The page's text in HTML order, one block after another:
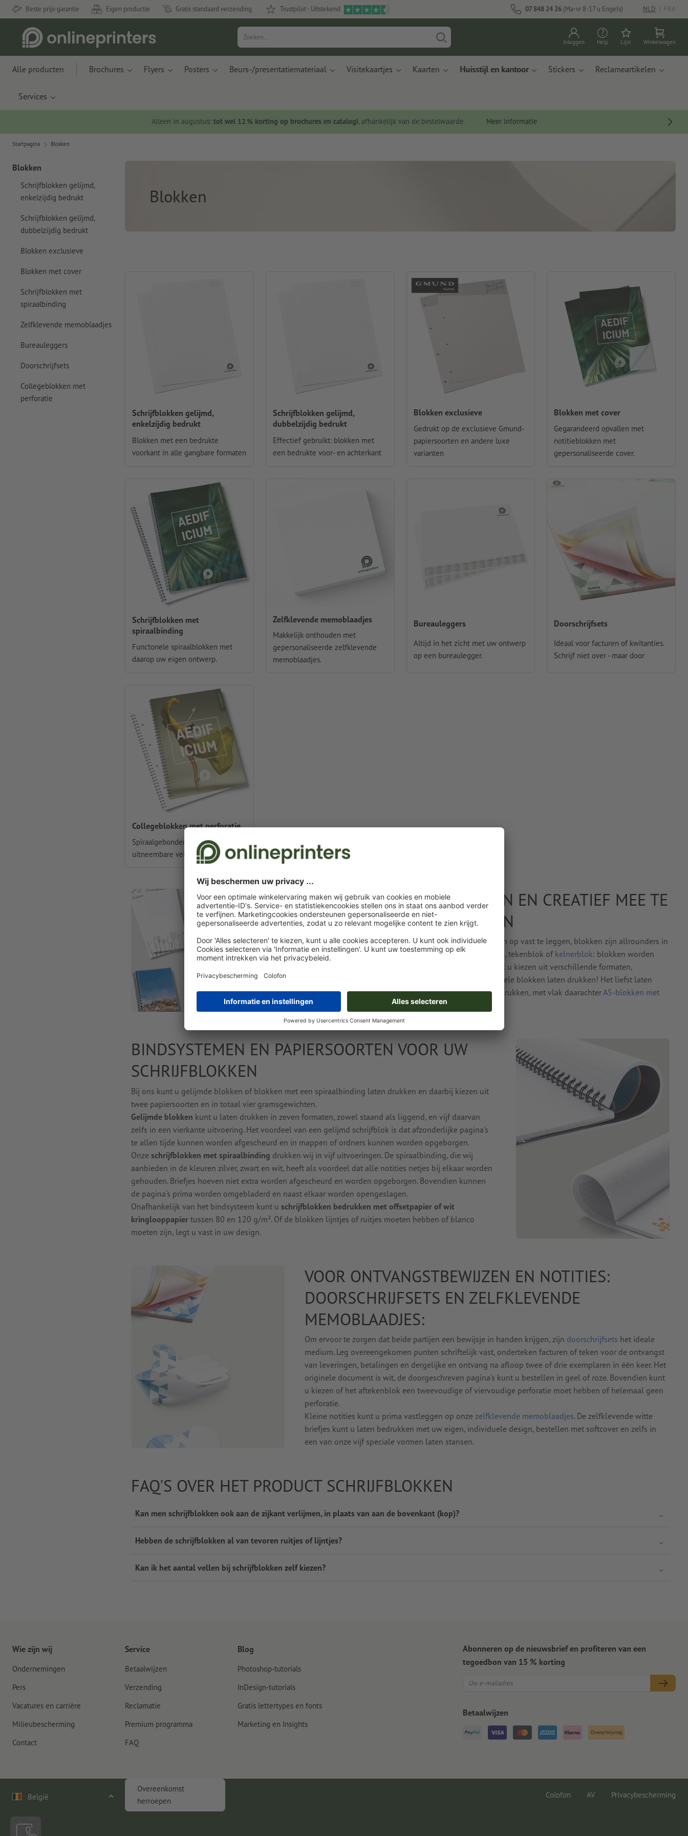
Beste prijs-garantie Eigen productie Gratis standaard verzending Trustpilot - Uitstekend 07 848 24 26 (Ma-vr 8-17 u Engels) NLD | FRA
Inloggen Help Lijst Winkelwagen
Alle producten Brochures Flyers Posters Beurs-/presentatiemateriaal Visitekaartjes Kaarten Huisstijl en kantoor Stickers Reclameartikelen
Services
Alleen in augustus: tot wel 12 % korting op brochures en catalogi, afhankelijk van de bestelwaarde. Meer informatie
Startpagina Blokken
Blokken
Schrijfblokken gelijmd,
enkelzijdig bedrukt
Schrijfblokken gelijmd,
dubbelzijdig bedrukt
Blokken exclusieve
Blokken met cover
Schrijfblokken met
spiraalbinding
Zelfklevende memoblaadjes
Bureauleggers
Doorschrijfsets
Collegeblokken met
perforatie
Blokken
Schrijfblokken gelijmd,
enkelzijdig bedrukt
Blokken met een bedrukte
voorkant in alle gangbare formaten
Schrijfblokken gelijmd,
dubbelzijdig bedrukt
Effectief gebruikt: blokken met
een bedrukte voor- en achterkant
Blokken exclusieve
Gedrukt op de exclusieve Gmund-
papiersoorten en andere luxe
varianten
Blokken met cover
Gegarandeerd opvallen met
notitieblokken met
gepersonaliseerde cover.
Schrijfblokken met
spiraalbinding
Functonele spiraalblokken met
daarop uw eigen ontwerp.
Zelfklevende memoblaadjes
Makkelijk onthouden met
gepersonaliseerde zelfklevende
memoblaadjes.
Bureauleggers
Altijd in het zicht met uw ontwerp
op een bureaulegger.
Doorschrijfsets
Ideaal voor facturen of kwitanties.
Schrijf niet over - maar door
Collegeblokken met perforatie
Spiraalgebonden blokken met
uitneembare vellen
OM TE HELPEN HERINNEREN EN CREATIEF MEE TE
ZIJN: ONZE SCHRIJFBLOKKEN
Om op te schrijven, te tekenen, te schilderen of om ideeën op vast te leggen, blokken zijn allrounders in
het dagelijks leven. Of het nu is als schrijfblok, rekenblok, tekenblok of kelnerblok: blokken worden
gebruikt in de meest uiteenlopende situaties. Bij ons kunt u kiezen uit verschillende formaten,
papiersoorten en bindsystemen. En zo uw eigen, individuele blokken laten drukken! Het liefst laten
onze klanten trouwensgelijmde blokken in A4-formaat drukken, met vlak daarachterA5-blokken met
spiraalbinding
BINDSYSTEMEN EN PAPIERSOORTEN VOOR UW
SCHRIJFBLOKKEN
Bij ons kunt u gelijmde blokken of blokken met een spiraalbinding laten drukken en daarbij kiezen uit
twee papiersoorten en in totaal vier gramsgewichten.
Gelijmde blokken kunt u laten drukken in zeven formaten, zowel staand als liggend, en vijf daarvan
zelfs in een vierkante uitvoering. Het voordeel van een gelijmd schrijfblok is dat afzonderlijke pagina's
te allen tijde kunnen worden afgescheurd en in mappen of ordners kunnen worden opgeborgen.
Onze schrijfblokken met spiraalbinding drukken wij in vijf uitvoeringen. De spiraalbinding, die wij
aanbieden in de kleuren zilver, zwart en wit, heeft als voordeel dat alle notities netjes bij elkaar worden
gehouden. Briefjes hoeven niet extra worden afgescheurd en worden opgeborgen. Bovendien kunnen
de pagina's prima worden omgebladerd en naast elkaar worden opengeslagen.
Onafhankelijk van het bindsysteem kunt u schrijfblokken bedrukken met offsetpapier of wit
kringlooppapier tussen 80 en 120 g/m². Of de blokken lijntjes of ruitjes moeten hebben of blanco
moeten zijn, legt u vast in uw design.
VOOR ONTVANGSTBEWIJZEN EN NOTITIES:
DOORSCHRIJFSETS EN ZELFKLEVENDE
MEMOBLAADJES:
Om ervoor te zorgen dat beide partijen een bewijsje in handen krijgen, zijn doorschrijfsets het ideale
medium. Leg overeengekomen punten schriftelijk vast, onderteken facturen of teken voor de ontvangst
van leveringen, betalingen en dergelijke en ontvang na afloop twee of drie exemplaren in één keer. Het
originele document is wit, de doorgeschreven pagina's kunt u bestellen in geel of roze. Bovendien kunt
u kiezen of het aftekenblok een tweevoudige of viervoudige perforatie moet hebben of helemaal geen
perforatie.
Kleine notities kunt u prima vastleggen op onze zelfklevende memoblaadjes. De zelfklevende witte
briefjes kunt u laten bedrukken met uw eigen, individuele design, bestellen met softcover en zelfs in
een van onze vijf speciale vormen laten stansen.
FAQ'S OVER HET PRODUCT SCHRIJFBLOKKEN
Kan men schrijfblokken ook aan de zijkant verlijmen, in plaats van aan de bovenkant (kop)?
Hebben de schrijfblokken al van tevoren ruitjes of lijntjes?
Kan ik het aantal vellen bij schrijfblokken zelf kiezen?
Wie zijn wij
Ondernemingen
Pers
Vacatures en carrière
Milieubescherming
Contact
Service
Betaalwijzen
Verzending
Reclamatie
Premium programma
FAQ
Blog
Photoshop-tutorials
InDesign-tutorials
Gratis lettertypes en fonts
Marketing en Insights
Abonneren op de nieuwsbrief en profiteren van een
tegoedbon van 15 % korting
Betaalwijzen
Overschrijving
België
Overeenkomst
herroepen
Colofon AV Privacybescherming